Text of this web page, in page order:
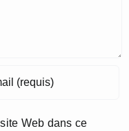
Web dans ce